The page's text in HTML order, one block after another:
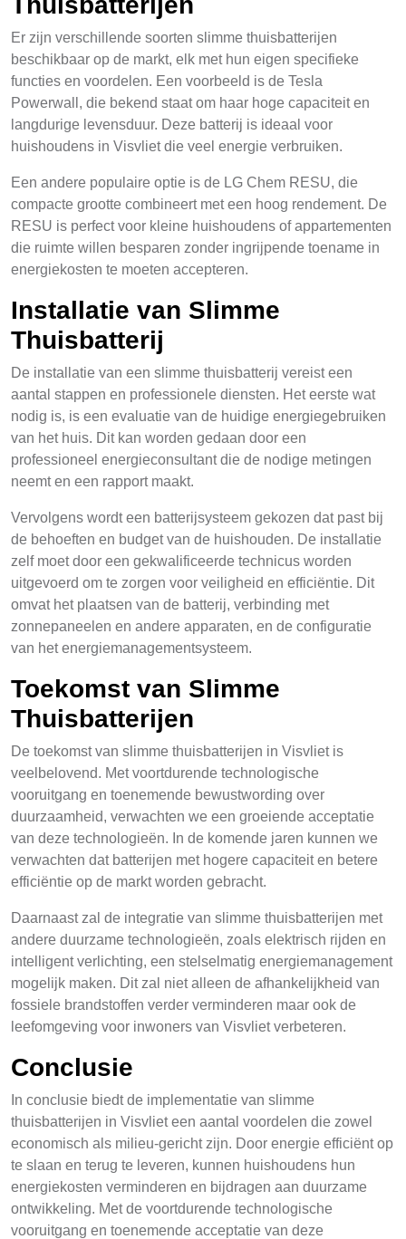
Er zijn verschillende soorten slimme thuisbatterijen
beschikbaar op de markt, elk met hun eigen specifieke
functies en voordelen. Een voorbeeld is de Tesla
Powerwall, die bekend staat om haar hoge capaciteit en
langdurige levensduur. Deze batterij is ideaal voor
huishoudens in Visvliet die veel energie verbruiken.
Een andere populaire optie is de LG Chem RESU, die
compacte grootte combineert met een hoog rendement. De
RESU is perfect voor kleine huishoudens of appartementen
die ruimte willen besparen zonder ingrijpende toename in
energiekosten te moeten accepteren.
Installatie van Slimme
Thuisbatterij
De installatie van een slimme thuisbatterij vereist een
aantal stappen en professionele diensten. Het eerste wat
nodig is, is een evaluatie van de huidige energiegebruiken
van het huis. Dit kan worden gedaan door een
professioneel energieconsultant die de nodige metingen
neemt en een rapport maakt.
Vervolgens wordt een batterijsysteem gekozen dat past bij
de behoeften en budget van de huishouden. De installatie
zelf moet door een gekwalificeerde technicus worden
uitgevoerd om te zorgen voor veiligheid en efficiëntie. Dit
omvat het plaatsen van de batterij, verbinding met
zonnepaneelen en andere apparaten, en de configuratie
van het energiemanagementsysteem.
Toekomst van Slimme
Thuisbatterijen
De toekomst van slimme thuisbatterijen in Visvliet is
veelbelovend. Met voortdurende technologische
vooruitgang en toenemende bewustwording over
duurzaamheid, verwachten we een groeiende acceptatie
van deze technologieën. In de komende jaren kunnen we
verwachten dat batterijen met hogere capaciteit en betere
efficiëntie op de markt worden gebracht.
Daarnaast zal de integratie van slimme thuisbatterijen met
andere duurzame technologieën, zoals elektrisch rijden en
intelligent verlichting, een stelselmatig energiemanagement
mogelijk maken. Dit zal niet alleen de afhankelijkheid van
fossiele brandstoffen verder verminderen maar ook de
leefomgeving voor inwoners van Visvliet verbeteren.
Conclusie
In conclusie biedt de implementatie van slimme
thuisbatterijen in Visvliet een aantal voordelen die zowel
economisch als milieu-gericht zijn. Door energie efficiënt op
te slaan en terug te leveren, kunnen huishoudens hun
energiekosten verminderen en bijdragen aan duurzame
ontwikkeling. Met de voortdurende technologische
vooruitgang en toenemende acceptatie van deze